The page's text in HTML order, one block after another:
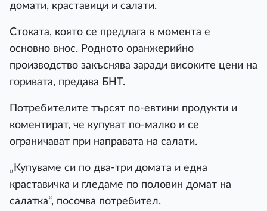
домати, краставици и салати.
Стоката, която се предлага в момента е
основно внос. Родното оранжерийно
производство закъснява заради високите цени на
горивата, предава БНТ.
Потребителите търсят по-евтини продукти и
коментират, че купуват по-малко и се
ограничават при направата на салати.
„Купуваме си по два-три домата и една
краставичка и гледаме по половин домат на
салатка“, посочва потребител.